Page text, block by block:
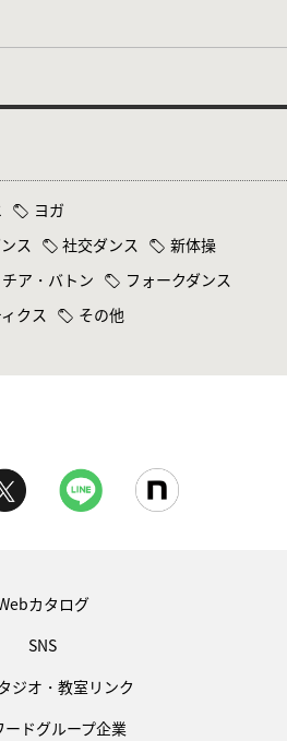
ヨガ
ス
社交ダンス
新体操
チア・バトン
フォークダンス
クス その他
カタログ
SNS
ジオ・教室リンク
ードグループ企業